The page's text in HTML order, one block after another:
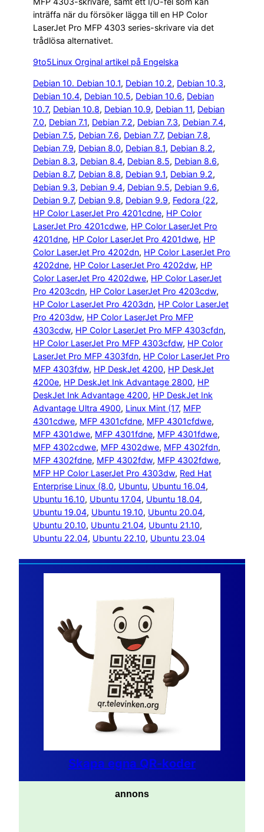
inträffa när du försöker lägga till en HP Color
LaserJet Pro MFP 4303 series-skrivare via det
trådlösa alternativet.
9to5Linux Orginal artikel på Engelska
Debian 10. Debian 10.1, Debian 10.2, Debian 10.3
Debian 10.4, Debian 10.5, Debian 10.6, Debian
10.7, Debian 10.8, Debian 10.9, Debian 11, Debian
7.0, Debian 7.1, Debian 7.2, Debian 7.3, Debian 7.4
Debian 7.5, Debian 7.6, Debian 7.7, Debian 7.8
Debian 7.9, Debian 8.0, Debian 8.1, Debian 8.2
Debian 8.3, Debian 8.4, Debian 8.5, Debian 8.6
Debian 8.7, Debian 8.8, Debian 9.1, Debian 9.2
Debian 9.3, Debian 9.4, Debian 9.5, Debian 9.6
Debian 9.7, Debian 9.8, Debian 9.9, Fedora (22
HP Color LaserJet Pro 4201cdne, HP Color
LaserJet Pro 4201cdwe, HP Color LaserJet Pro
4201dne, HP Color LaserJet Pro 4201dwe, HP
Color LaserJet Pro 4202dn, HP Color LaserJet Pro
4202dne, HP Color LaserJet Pro 4202dw, HP
Color LaserJet Pro 4202dwe, HP Color LaserJet
Pro 4203cdn, HP Color LaserJet Pro 4203cdw
HP Color LaserJet Pro 4203dn, HP Color LaserJet
Pro 4203dw, HP Color LaserJet Pro MFP
4303cdw, HP Color LaserJet Pro MFP 4303cfdn
HP Color LaserJet Pro MFP 4303cfdw, HP Color
LaserJet Pro MFP 4303fdn, HP Color LaserJet Pro
MFP 4303fdw, HP DeskJet 4200, HP DeskJet
4200e, HP DeskJet Ink Advantage 2800, HP
DeskJet Ink Advantage 4200, HP DeskJet Ink
Advantage Ultra 4900, Linux Mint (17, MFP
4301cdwe, MFP 4301cfdne, MFP 4301cfdwe
MFP 4301dwe, MFP 4301fdne, MFP 4301fdwe
MFP 4302cdwe, MFP 4302dwe, MFP 4302fdn
MFP 4302fdne, MFP 4302fdw, MFP 4302fdwe
MFP HP Color LaserJet Pro 4303dw, Red Hat
Enterprise Linux (8.0, Ubuntu, Ubuntu 16.04
Ubuntu 16.10, Ubuntu 17.04, Ubuntu 18.04
Ubuntu 19.04, Ubuntu 19.10, Ubuntu 20.04
Ubuntu 20.10, Ubuntu 21.04, Ubuntu 21.10
Ubuntu 22.04, Ubuntu 22.10, Ubuntu 23.04
Skapa egna QR-koder
annons